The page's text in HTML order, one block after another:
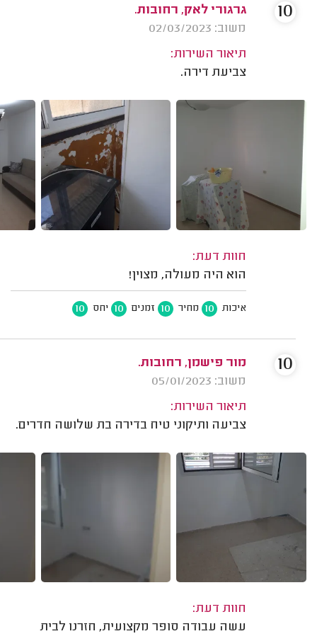
גרגורי לאק, רחובות.
משוב: 02/03/2023
תיאור השירות:
צביעת דירה.
חוות דעת:
הוא היה מעולה, מצוין!
איכות 10 מחיר 10 זמנים 10 יחס 10
10
מור פישמן, רחובות.
משוב: 05/01/2023
תיאור השירות:
צביעה ותיקוני טיח בדירה בת שלושה חדרים.
חוות דעת:
עשה עבודה סופר מקצועית, חזרנו לבית
10